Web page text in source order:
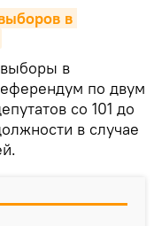
в
в
по двум
со 101 до
в случае